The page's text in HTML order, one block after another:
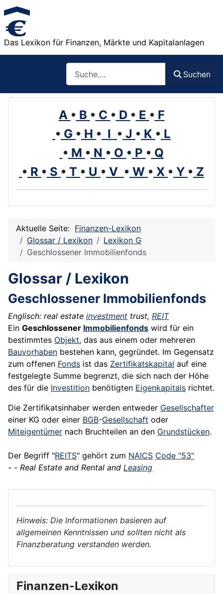
Das Lexikon für Finanzen, Märkte und Kapitalanlagen
Suchen
A • B • C • D • E • F
• G • H • I • J • K • L
• M • N • O • P • Q
• R • S • T • U • V • W • X • Y • Z
Aktuelle Seite: Finanzen-Lexikon
Glossar / Lexikon
Lexikon G
Geschlossener Immobilienfonds
Glossar / Lexikon
Geschlossener Immobilienfonds
Englisch: real estate investment trust, REIT
Ein Geschlossener Immobilienfonds wird für ein
bestimmtes Objekt, das aus einem oder mehreren
Bauvorhaben bestehen kann, gegründet. Im Gegensatz
zum offenen Fonds ist das Zertifikatskapital auf eine
festgelegte Summe begrenzt, die sich nach der Höhe
des für die Investition benötigten Eigenkapitals richtet.
Die Zertifikatsinhaber werden entweder Gesellschafter
einer KG oder einer BGB-Gesellschaft oder
Miteigentümer nach Bruchteilen an den Grundstücken.
Der Begriff "REITS" gehört zum NAICS Code "53"
- - Real Estate and Rental and Leasing
Hinweis: Die Informationen basieren auf
allgemeinen Kenntnissen und sollten nicht als
Finanzberatung verstanden werden.
Finanzen-Lexikon